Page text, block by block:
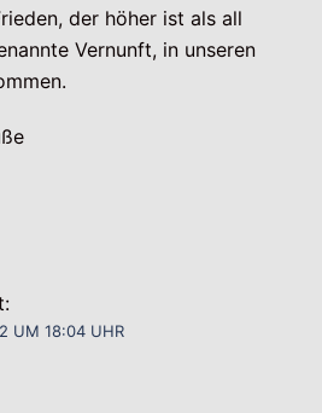
der höher ist als all
Vernunft, in unseren
UM 18:04 UHR